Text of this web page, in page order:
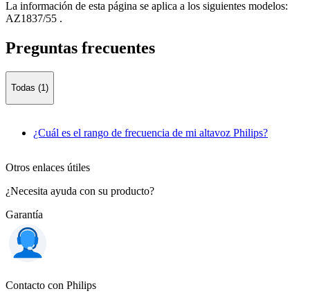
La información de esta página se aplica a los siguientes modelos:
AZ1837/55 .
Preguntas frecuentes
Todas (1)
¿Cuál es el rango de frecuencia de mi altavoz Philips?
Otros enlaces útiles
¿Necesita ayuda con su producto?
Garantía
Contacto con Philips